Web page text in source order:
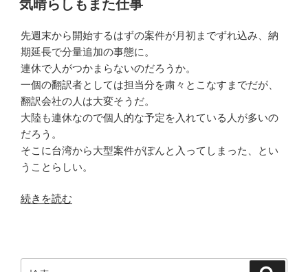
日:
気晴らしもまた仕事
先週末から開始するはずの案件が月初までずれ込み、納
期延長で分量追加の事態に。
連休で人がつかまらないのだろうか。
一個の翻訳者としては担当分を粛々とこなすまでだが、
翻訳会社の人は大変そうだ。
大陸も連休なので個人的な予定を入れている人が多いの
だろう。
そこに台湾から大型案件がぽんと入ってしまった、とい
うことらしい。
“気
続きを読む